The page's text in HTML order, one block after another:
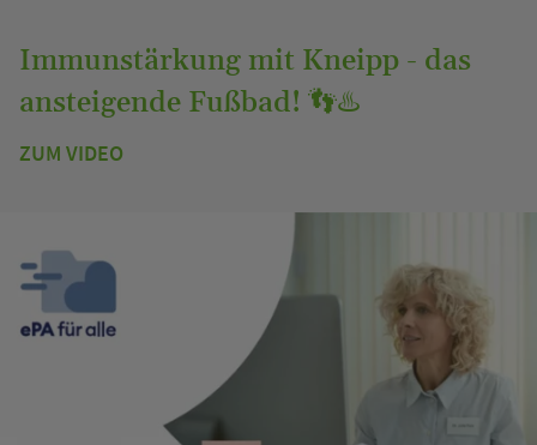
Immunstärkung mit Kneipp - das
ansteigende Fußbad! 👣♨️
ZUM VIDEO